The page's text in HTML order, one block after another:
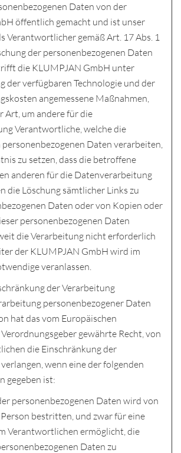
Daten von der
öffentlich gemacht und ist unser
Verantwortlicher gemäß Art. 17 Abs. 1
der personenbezogenen Daten
die KLUMPJAN GmbH unter
der verfügbaren Technologie und der
angemessene Maßnahmen,
Art, um andere für die
Verantwortliche, welche die
Daten verarbeiten,
zu setzen, dass die betroffene
anderen für die Datenverarbeitung
die Löschung sämtlicher Links zu
Daten oder von Kopien oder
personenbezogenen Daten
die Verarbeitung nicht erforderlich
der KLUMPJAN GmbH wird im
veranlassen.
der Verarbeitung
personenbezogener Daten
hat das vom Europäischen
gewährte Recht, von
die Einschränkung der
wenn eine der folgenden
gegeben ist:
personenbezogenen Daten wird von
bestritten, und zwar für eine
Verantwortlichen ermöglicht, die
Daten zu